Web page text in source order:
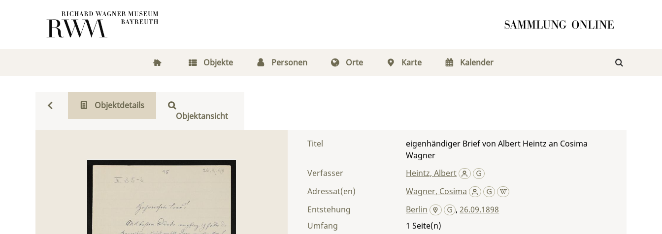
Objekte Personen Orte Karte Kalender
Objektdetails
Objektansicht
Titel
eigenhändiger Brief von Albert Heintz an Cosima
Wagner
Verfasser
Heintz, Albert
Adressat(en)
Wagner, Cosima
Entstehung
Berlin ,26.09.1898
Umfang
1